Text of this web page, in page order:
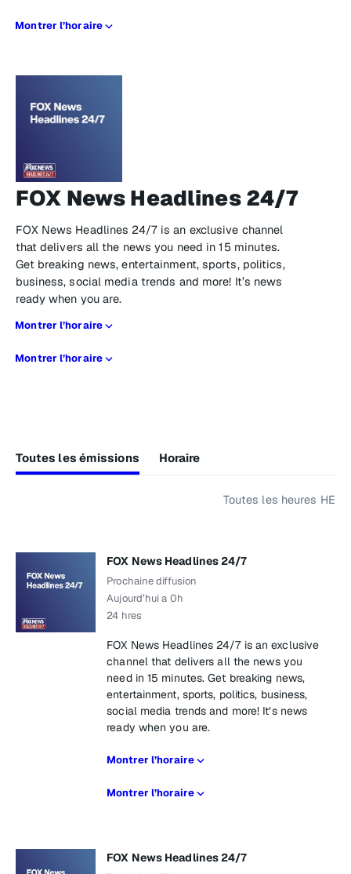
Montrer l’horaire
FOX News Headlines 24/7
FOX News Headlines 24/7 is an exclusive channel
that delivers all the news you need in 15 minutes.
Get breaking news, entertainment, sports, politics,
business, social media trends and more! It’s news
ready when you are.
Montrer l’horaire
Montrer l’horaire
Toutes les émissions Horaire
Toutes les heures HE
FOX News Headlines 24/7
Prochaine diffusion
Aujourd’hui a 0h
24 hres
FOX News Headlines 24/7 is an exclusive
channel that delivers all the news you
need in 15 minutes. Get breaking news,
entertainment, sports, politics, business,
social media trends and more! It’s news
ready when you are.
Montrer l’horaire
Montrer l’horaire
FOX News Headlines 24/7